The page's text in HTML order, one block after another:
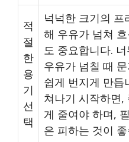
적
절
한
용
기
선
택
넉넉한 크기의 프
해 우유가 넘쳐
도 중요합니다.
우유가 넘칠 때
쉽게 번지게 만듭
쳐나기 시작하면,
게 줄여야 하며,
은 피하는 것이